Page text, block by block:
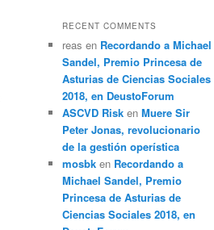
RECENT COMMENTS
reas en Recordando a Michael
Sandel, Premio Princesa de
Asturias de Ciencias Sociales
2018, en DeustoForum
ASCVD Risk en Muere Sir
Peter Jonas, revolucionario
de la gestión operística
mosbk en Recordando a
Michael Sandel, Premio
Princesa de Asturias de
Ciencias Sociales 2018, en